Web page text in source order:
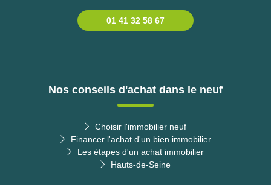
01 41 32 58 67
Nos conseils d'achat dans le neuf
Choisir l'immobilier neuf
Financer l'achat d'un bien immobilier
Les étapes d'un achat immobilier
Hauts-de-Seine